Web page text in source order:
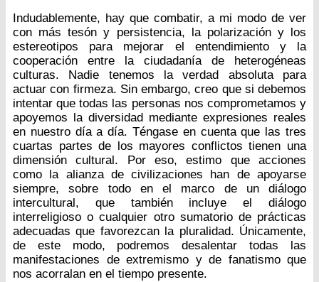
Indudablemente, hay que combatir, a mi modo de ver
con más tesón y persistencia, la polarización y los
estereotipos para mejorar el entendimiento y la
cooperación entre la ciudadanía de heterogéneas
culturas. Nadie tenemos la verdad absoluta para
actuar con firmeza. Sin embargo, creo que si debemos
intentar que todas las personas nos comprometamos y
apoyemos la diversidad mediante expresiones reales
en nuestro día a día. Téngase en cuenta que las tres
cuartas partes de los mayores conflictos tienen una
dimensión cultural. Por eso, estimo que acciones
como la alianza de civilizaciones han de apoyarse
siempre, sobre todo en el marco de un diálogo
intercultural, que también incluye el diálogo
interreligioso o cualquier otro sumatorio de prácticas
adecuadas que favorezcan la pluralidad. Únicamente,
de este modo, podremos desalentar todas las
manifestaciones de extremismo y de fanatismo que
nos acorralan en el tiempo presente.